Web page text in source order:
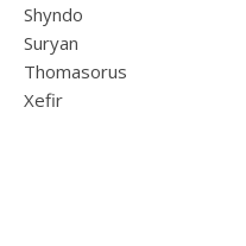
Shyndo
Suryan
Thomasorus
Xefir